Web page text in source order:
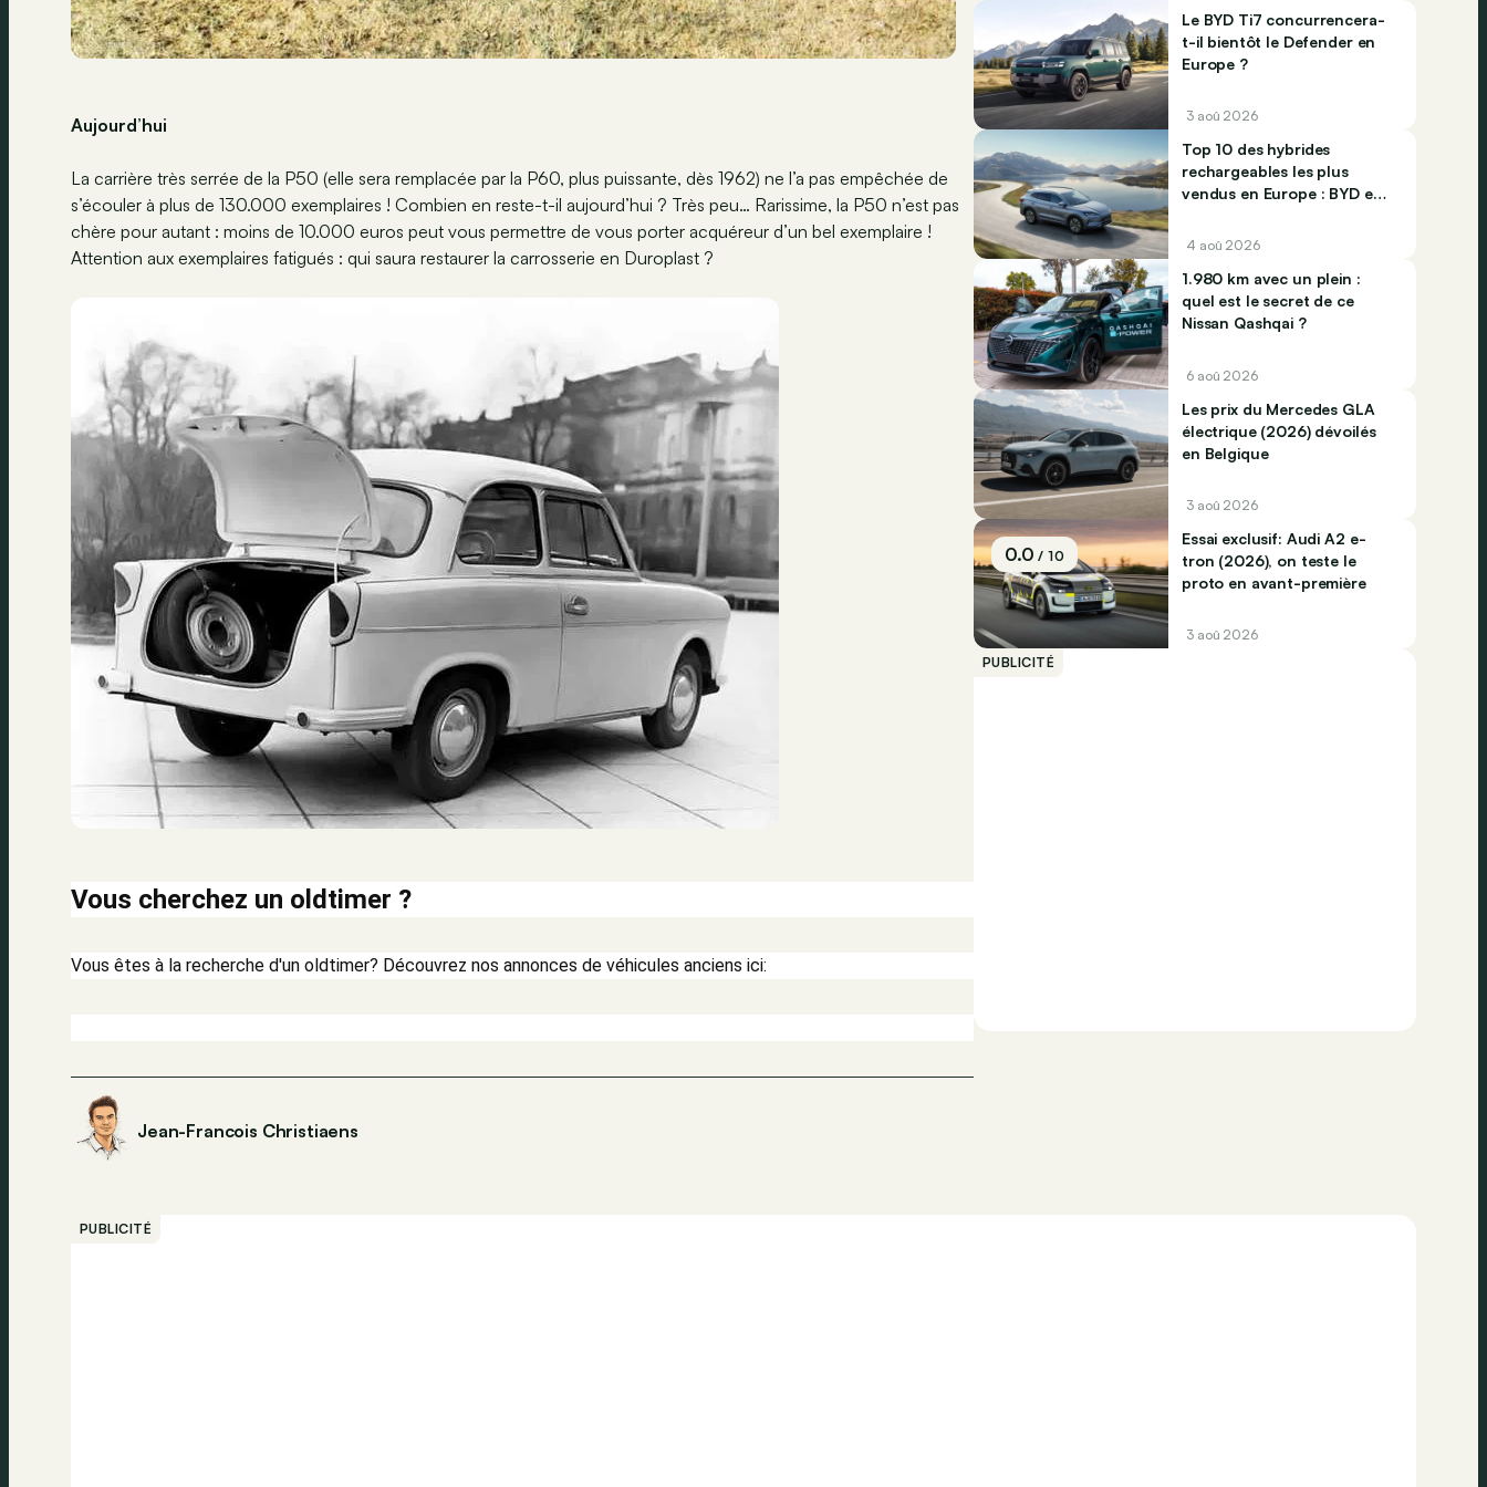
Aujourd’hui
La carrière très serrée de la P50 (elle sera remplacée par la P60, plus puissante, dès 1962) ne l’a pas empêchée de
s’écouler à plus de 130.000 exemplaires ! Combien en reste-t-il aujourd’hui ? Très peu… Rarissime, la P50 n’est pas
chère pour autant : moins de 10.000 euros peut vous permettre de vous porter acquéreur d’un bel exemplaire !
Attention aux exemplaires fatigués : qui saura restaurer la carrosserie en Duroplast ?
Vous cherchez un oldtimer ?
Vous êtes à la recherche d'un oldtimer? Découvrez nos annonces de véhicules anciens ici:
Jean-Francois Christiaens
Le BYD Ti7 concurrencera-
t-il bientôt le Defender en
Europe ?
3 aoû 2026
Top 10 des hybrides
rechargeables les plus
vendus en Europe : BYD et
4 aoû 2026
1.980 km avec un plein :
quel est le secret de ce
Nissan Qashqai ?
6 aoû 2026
Les prix du Mercedes GLA
électrique (2026) dévoilés
en Belgique
3 aoû 2026
0.0/ 10
Essai exclusif: Audi A2 e-
tron (2026), on teste le
proto en avant-première
3 aoû 2026
PUBLICITÉ
PUBLICITÉ